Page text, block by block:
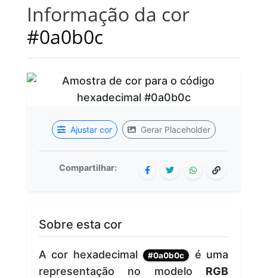
Informação da cor
#0a0b0c
Ajustar cor Gerar Placeholder
Compartilhar:
Sobre esta cor
A cor hexadecimal #0a0b0c
é uma
representação no modelo RGB